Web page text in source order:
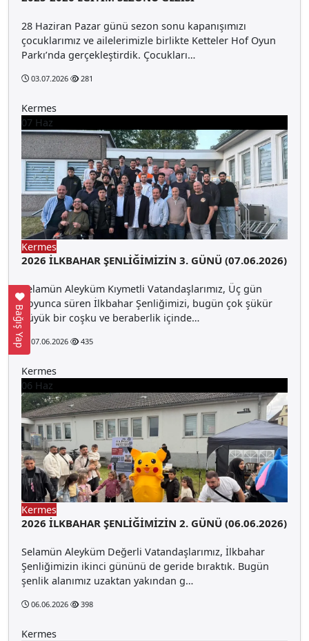
Bağış Yap
28 Haziran Pazar günü sezon sonu kapanışımızı
çocuklarımız ve ailelerimizle birlikte Ketteler Hof Oyun
Parkı’nda gerçekleştirdik. Çocukları…
03.07.2026 281
Kermes
07 Haz
Kermes
2026 İLKBAHAR ŞENLİĞİMİZİN 3. GÜNÜ (07.06.2026)
Selamün Aleyküm Kıymetli Vatandaşlarımız, Üç gün
boyunca süren İlkbahar Şenliğimizi, bugün çok şükür
büyük bir coşku ve beraberlik içinde…
07.06.2026 435
Kermes
06 Haz
Kermes
2026 İLKBAHAR ŞENLİĞİMİZİN 2. GÜNÜ (06.06.2026)
Selamün Aleyküm Değerli Vatandaşlarımız, İlkbahar
Şenliğimizin ikinci gününü de geride bıraktık. Bugün
şenlik alanımız uzaktan yakından g…
06.06.2026 398
Kermes